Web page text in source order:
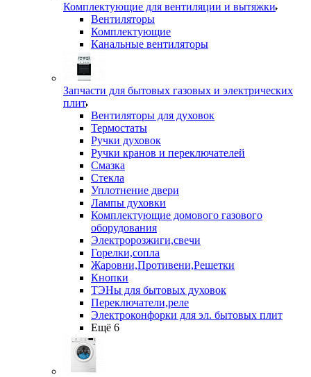
Комплектующие для вентиляции и вытяжки
Вентиляторы
Комплектующие
Канальные вентиляторы
Запчасти для бытовых газовых и электрических
плит
Вентиляторы для духовок
Термостаты
Ручки духовок
Ручки кранов и переключателей
Смазка
Стекла
Уплотнение двери
Лампы духовки
Комплектующие домового газового
оборудования
Электророзжиги,свечи
Горелки,сопла
Жаровни,Противени,Решетки
Кнопки
ТЭНы для бытовых духовок
Переключатели,реле
Электроконфорки для эл. бытовых плит
Ещё 6